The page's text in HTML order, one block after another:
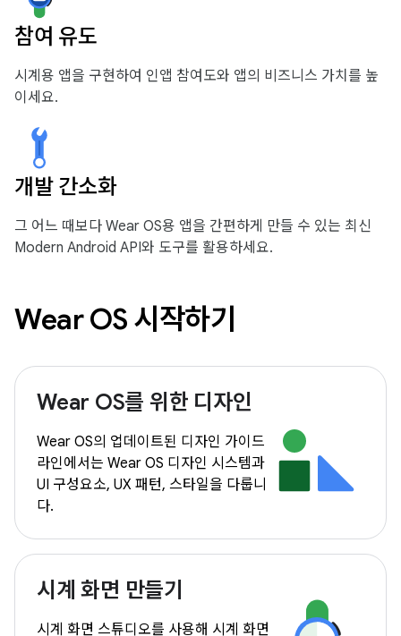
참여 유도
시계용 앱을 구현하여 인앱 참여도와 앱의 비즈니스 가치를 높
이세요.
개발 간소화
그 어느 때보다 Wear OS용 앱을 간편하게 만들 수 있는 최신
Modern Android API와 도구를 활용하세요.
Wear OS 시작하기
Wear OS를 위한 디자인
Wear OS의 업데이트된 디자인 가이드
라인에서는 Wear OS 디자인 시스템과
UI 구성요소, UX 패턴, 스타일을 다룹니
다.
시계 화면 만들기
시계 화면 스튜디오를 사용해 시계 화면